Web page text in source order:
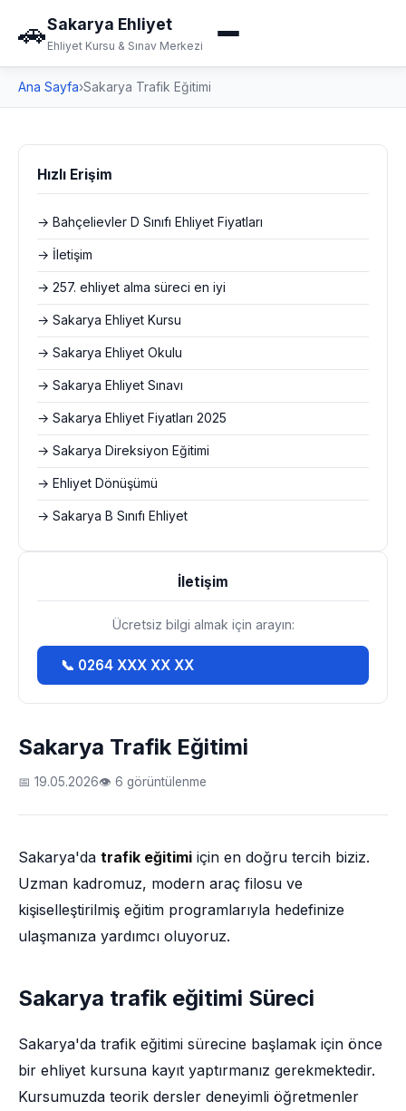
🚗Sakarya Ehliyet
Ehliyet Kursu & Sınav Merkezi
Ana Sayfa›Sakarya Trafik Eğitimi
Sakarya Trafik Eğitimi
📅 19.05.2026👁 6 görüntülenme
Sakarya'da trafik eğitimi için en doğru tercih biziz.
Uzman kadromuz, modern araç filosu ve
kişiselleştirilmiş eğitim programlarıyla hedefinize
ulaşmanıza yardımcı oluyoruz.
Sakarya trafik eğitimi Süreci
Sakarya'da trafik eğitimi sürecine başlamak için önce
bir ehliyet kursuna kayıt yaptırmanız gerekmektedir.
Kursumuzda teorik dersler deneyimli öğretmenler
Hızlı Erişim
→ Bahçelievler D Sınıfı Ehliyet Fiyatları
→ İletişim
→ 257. ehliyet alma süreci en iyi
→ Sakarya Ehliyet Kursu
→ Sakarya Ehliyet Okulu
→ Sakarya Ehliyet Sınavı
→ Sakarya Ehliyet Fiyatları 2025
→ Sakarya Direksiyon Eğitimi
→ Ehliyet Dönüşümü
→ Sakarya B Sınıfı Ehliyet
İletişim
Ücretsiz bilgi almak için arayın:
📞 0264 XXX XX XX